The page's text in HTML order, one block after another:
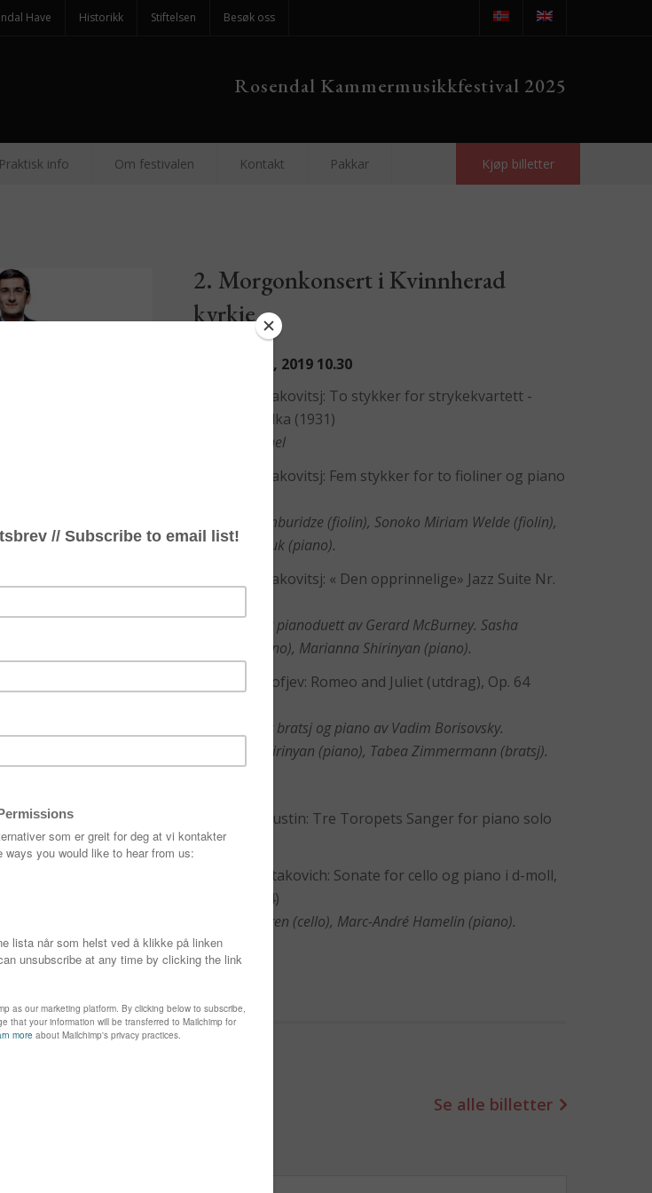
Have Historikk Stiftelsen Besøk oss
Rosendal Kammermusikkfestival 2025
Praktisk info Om festivalen Kontakt Pakkar Kjøp billetter
2. Morgonkonsert i Kvinnherad
kyrkje
august 9, 2019 10.30
Dmitri Sjostakovitsj: To stykker for strykekvartett -
Elegy og Polka (1931)
Quatour Danel
Dmitri Sjostakovitsj: Fem stykker for to fioliner og piano
Veriko Tchumburidze (fiolin), Sonoko Miriam Welde (fiolin),
Sasha Grynyuk (piano).
Dmitri Sjostakovitsj: « Den opprinnelige» Jazz Suite Nr.
Arrangert for pianoduett av Gerard McBurney. Sasha
Grynyuk (piano), Marianna Shirinyan (piano).
Sergej Prokofjev: Romeo and Juliet (utdrag), Op. 64
Arrangert for bratsj og piano av Vadim Borisovsky.
Marianna Shirinyan (piano), Tabea Zimmermann (bratsj).
Alexander Vustin: Tre Toropets Sanger for piano solo
(1972)
Dmitri Shostakovich: Sonate for cello og piano i d-moll,
Op. 40 (1934)
Clemens Hagen (cello), Marc-André Hamelin (piano).
Se alle billetter